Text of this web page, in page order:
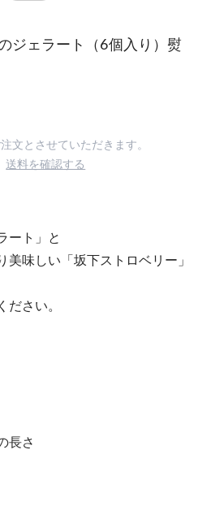
ジェラート（6個入り）熨
文とさせていただきます。
送料を確認する
ート」と
美味しい「坂下ストロベリー」
さい。
長さ